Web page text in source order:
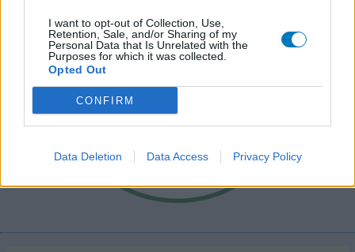
I want to opt-out of Collection, Use,
Retention, Sale, and/or Sharing of my
Personal Data that Is Unrelated with the
Purposes for which it was collected.
Opted Out
CONFIRM
Data Deletion Data Access Privacy Policy